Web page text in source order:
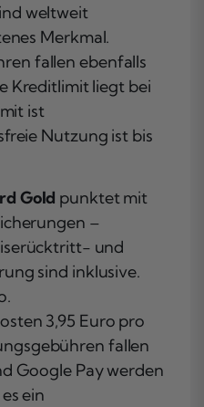
weltweit
Merkmal.
fallen ebenfalls
Kreditlimit liegt bei
ist
Nutzung ist bis
Gold punktet mit
–
und
sind inklusive.
3,95 Euro pro
fallen
Google Pay werden
ein